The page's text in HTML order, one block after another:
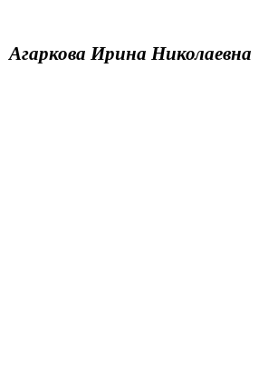
Агаркова Ирина Николаевна